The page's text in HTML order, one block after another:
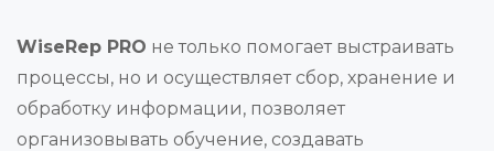
WiseRep PRO не только помогает выстраивать
процессы, но и осуществляет сбор, хранение и
обработку информации, позволяет
организовывать обучение, создавать